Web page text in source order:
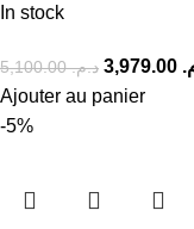
In stock
د.م.5,100.00
Ajouter au panier
-5%